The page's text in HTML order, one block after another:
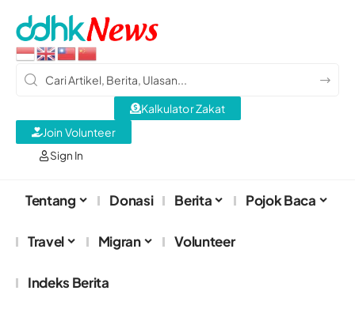
Sign In
Kalkulator Zakat
Join Volunteer
Tentang Donasi Berita Pojok Baca
Travel Migran Volunteer
Indeks Berita